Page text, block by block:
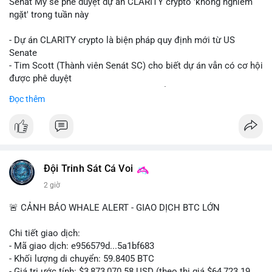
ngặt' trong tuần này
- Dự án CLARITY crypto là biện pháp quy định mới từ US
Senate
- Tim Scott (Thành viên Senát SC) cho biết dự án vẫn có cơ hội
được phê duyệt
trình
#vlikevn #titanbot
Đọc thêm
Đội Trinh Sát Cá Voi
2 giờ
🚨 CẢNH BÁO WHALE ALERT - GIAO DỊCH BTC LỚN
Chi tiết giao dịch:
- Mã giao dịch: e956579d...5a1bf683
- Khối lượng di chuyển: 59.8405 BTC